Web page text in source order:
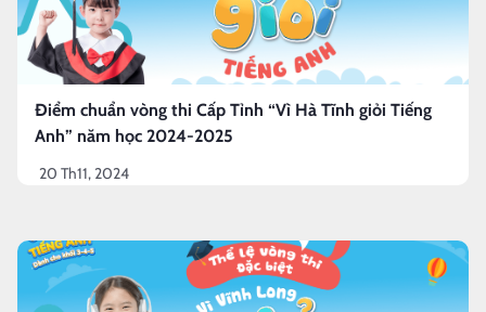
Điểm chuẩn vòng thi Cấp Tỉnh “Vì Hà Tĩnh giỏi Tiếng
Anh” năm học 2024-2025
20 Th11, 2024